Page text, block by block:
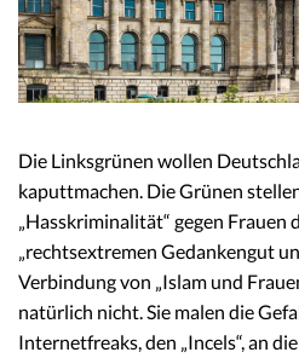
Die Linksgrünen wollen
kaputtmachen. Die Grünen
„Hasskriminalität“ gegen Frauen
„rechtsextremen Gedankengut
Verbindung von „Islam und
natürlich nicht. Sie malen die
Internetfreaks, den „Incels“, an